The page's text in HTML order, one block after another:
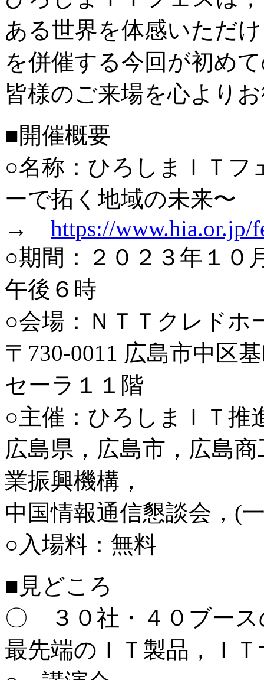
ある世界を体感いただ
を併催する今回が初め
皆様のご来場を心より
■開催概要
○名称：ひろしまＩＴ
ーで拓く地域の未来〜
→ https://www.hia.or.jp/
○期間：２０２３年１
午後６時
○会場：ＮＴＴクレドホ
〒730-0011 広島市中区
セーラ１１階
○主催：ひろしまＩＴ推
広島県，広島市，広島
業振興機構，
中国情報通信懇談会，(
○入場料：無料
■見どころ
〇 ３０社・４０ブース
最先端のＩＴ製品，Ｉ